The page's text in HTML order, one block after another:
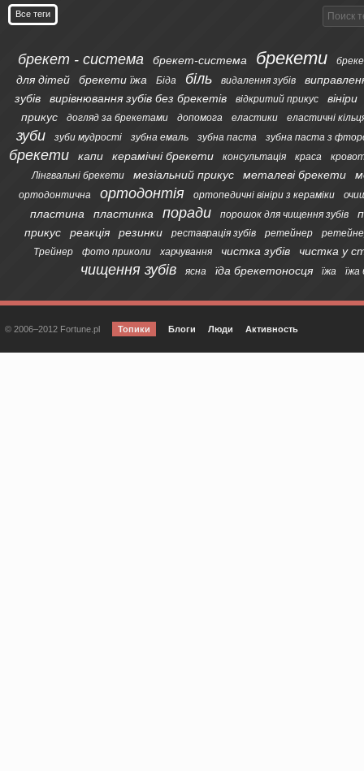
Все теги
брекет - система брекет-система брекети
для дітей брекети їжа Біда біль видалення зубів
зубів
вирівнювання зубів без брекетів відкритий прикус
вініри
прикус
догляд за брекетами допомога еластики еластичні
зуби зуби мудрості зубна емаль зубна паста зубна паста з
брекети капи керамічні брекети консультація краса
Лінгвальні брекети
мезіальний прикус металеві брекети
ортодонтична ортодонтія ортопедичні вініри з кераміки
пластина пластинка поради порошок для чищення зубів
прикус
реакція резинки реставрація зубів ретейнер
Трейнер
фото приколи харчування чистка зубів чистка у
чищення зубів ясна їда брекетоносця їжа
© 2006–2012 Fortune.pl Топики Блоги Люди Активность